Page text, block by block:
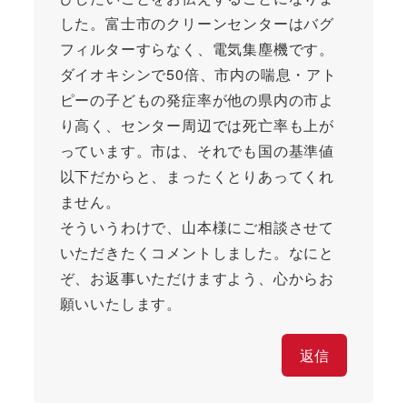
した。富士市のクリーンセンターはバグ
フィルターすらなく、電気集塵機です。
ダイオキシンで50倍、市内の喘息・アト
ピーの子どもの発症率が他の県内の市よ
り高く、センター周辺では死亡率も上が
っています。市は、それでも国の基準値
以下だからと、まったくとりあってくれ
ません。
そういうわけで、山本様にご相談させて
いただきたくコメントしました。なにと
ぞ、お返事いただけますよう、心からお
願いいたします。
返信